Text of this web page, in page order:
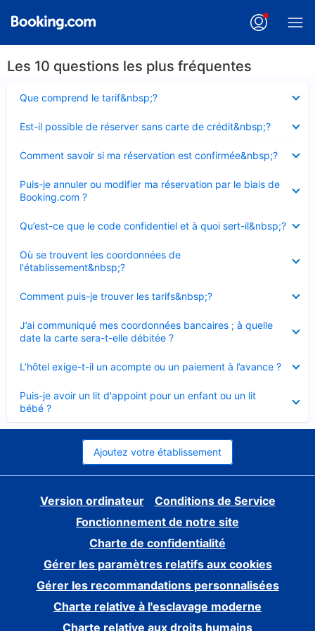
Les 10 questions les plus fréquentes
Que comprend le tarif&nbsp;?
fermé
Est-il possible de réserver sans carte de crédit&nbsp;?
fermé
Comment savoir si ma réservation est confirmée&nbsp;?
fermé
Puis-je annuler ou modifier ma réservation par le biais de
Booking.com ?
fermé
Qu’est-ce que le code confidentiel et à quoi sert-il&nbsp;?
fermé
Où se trouvent les coordonnées de
l'établissement&nbsp;?
fermé
Comment puis-je trouver les tarifs&nbsp;?
fermé
J’ai communiqué mes coordonnées bancaires ; à quelle
date la carte sera-t-elle débitée ?
fermé
L’hôtel exige-t-il un acompte ou un paiement à l’avance ?
fermé
Puis-je avoir un lit d'appoint pour un enfant ou un lit
bébé ?
fermé
Ajoutez votre établissement
Version ordinateur
Conditions de Service
Fonctionnement de notre site
Charte de confidentialité
Gérer les paramètres relatifs aux cookies
Gérer les recommandations personnalisées
Charte relative à l'esclavage moderne
Charte relative aux droits humains